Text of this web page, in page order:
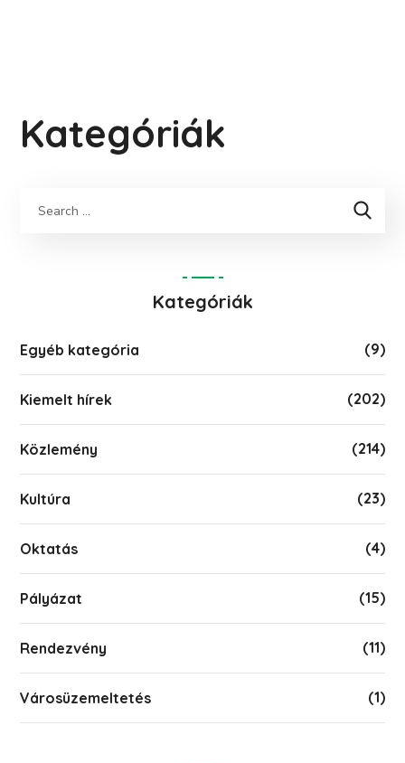
Kategóriák
Keresés
Kategóriák
Egyéb kategória (9)
Kiemelt hírek (202)
Közlemény (214)
Kultúra (23)
Oktatás (4)
Pályázat (15)
Rendezvény (11)
Városüzemeltetés (1)